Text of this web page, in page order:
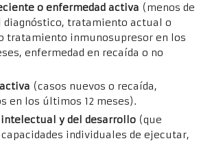
o enfermedad activa (menos de
diagnóstico, tratamiento actual o
tratamiento inmunosupresor en los
enfermedad en recaída o no
(casos nuevos o recaída,
en los últimos 12 meses).
intelectual y del desarrollo (que
individuales de ejecutar,